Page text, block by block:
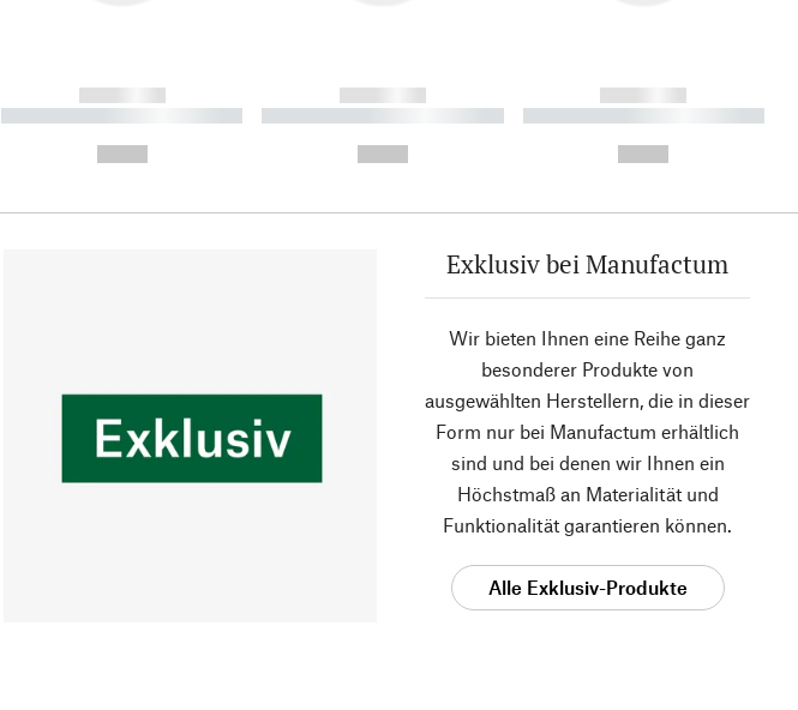
------------
----------- ----------- ----------
------------
----------- ----------- ----------
------------
----------- ----------- ----------
Exklusiv bei Manufactum
Wir bieten Ihnen eine Reihe ganz
besonderer Produkte von
ausgewählten Herstellern, die in dieser
Form nur bei Manufactum erhältlich
sind und bei denen wir Ihnen ein
Höchstmaß an Materialität und
Funktionalität garantieren können.
Alle Exklusiv-Produkte